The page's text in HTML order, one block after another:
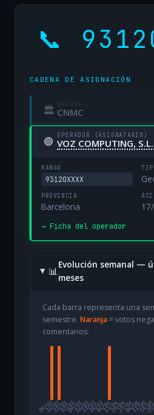
📞
CADENA DE ASIGNACIÓN
🏛 ORIGEN
CNMC
🟢 OPERADOR (ASIGNATARIO)
VOZ COMPUTING,
RANGO
93120XXXX
PROVINCIA
Barcelona
→ Ficha del operador
📊
Evolución semanal —
meses
Cada barra representa una
semestre. Naranja= votos
comentarios.
09/02
16/0223/0202/0309/0316/0323/0330/0306/0413/0420/0427/0404/0511/05
18/